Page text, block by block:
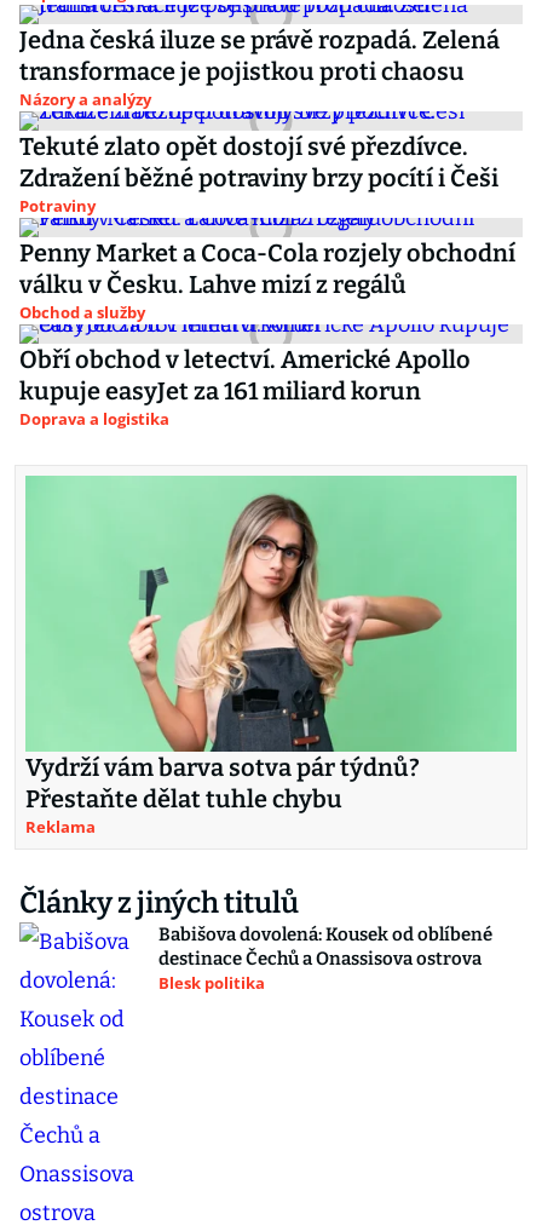
Jedna česká iluze se právě rozpadá. Zelená
transformace je pojistkou proti chaosu
Názory a analýzy
Tekuté zlato opět dostojí své přezdívce.
Zdražení běžné potraviny brzy pocítí i Češi
Potraviny
Penny Market a Coca-Cola rozjely obchodní
válku v Česku. Lahve mizí z regálů
Obchod a služby
Obří obchod v letectví. Americké Apollo
kupuje easyJet za 161 miliard korun
Doprava a logistika
Vydrží vám barva sotva pár týdnů?
Přestaňte dělat tuhle chybu
Reklama
Články z jiných titulů
Babišova dovolená: Kousek od oblíbené
destinace Čechů a Onassisova ostrova
Blesk politika